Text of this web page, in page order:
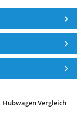
Hubwagen Vergleich